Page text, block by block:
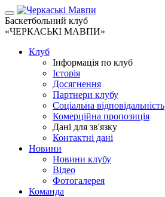
Баскетбольний клуб
«ЧЕРКАСЬКІ МАВПИ»
Клуб
Інформація по клуб
Історія
Досягнення
Партнери клубу
Соціальна відповідальність
Комерційна пропозиція
Дані для зв'язку
Контактні дані
Новини
Новини клубу
Відео
Фотогалерея
Команда